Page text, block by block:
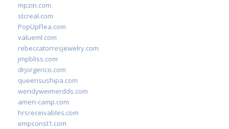
mpzin.com
stcreal.com
PopUpFlea.com
valueml.com
rebeccatorresjewelry.com
jmpbliss.com
drjorgerico.com
queensushipa.com
wendyweimerdds.com
ameri-camp.com
hrsreceivables.com
empconst1.com